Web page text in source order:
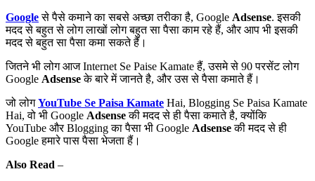
Googleसे पैसे कमाने का सबसे अच्छा तरीका है, Google Adsense. इसकी
मदद से बहुत से लोग लाखों लोग बहुत सा पैसा काम रहे हैं, और आप भी इसकी
मदद से बहुत सा पैसा कमा सकते हैं।
जितने भी लोग आज Internet Se Paise Kamate हैं, उसमे से 90 परसेंट लोग
Google Adsenseके बारे में जानते है, और उस से पैसा कमाते हैं।
जो लोगYouTube Se Paisa Kamate Hai, Blogging Se Paisa Kamate
Hai, वो भी Google Adsenseकी मदद से ही पैसा कमाते है, क्योंकि
YouTube और Blogging का पैसा भी Google Adsenseकी मदद से ही
Google हमारे पास पैसा भेजता हैं।
Also Read –